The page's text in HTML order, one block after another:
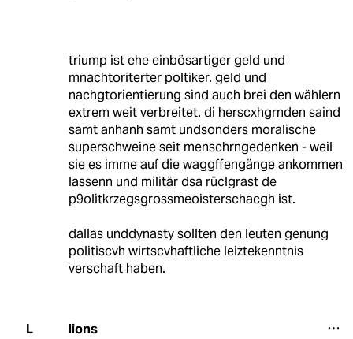
triump ist ehe einbösartiger geld und
mnachtoriterter poltiker. geld und
nachgtorientierung sind auch brei den wählern
extrem weit verbreitet. di herscxhgrnden saind
samt anhanh samt undsonders moralische
superschweine seit menschrngedenken - weil
sie es imme auf die waggffengänge ankommen
lassenn und militär dsa rüclgrast de
p9olitkrzegsgrossmeoisterschacgh ist.
dallas unddynasty sollten den leuten genung
politiscvh wirtscvhaftliche leiztekenntnis
verschaft haben.
L lions